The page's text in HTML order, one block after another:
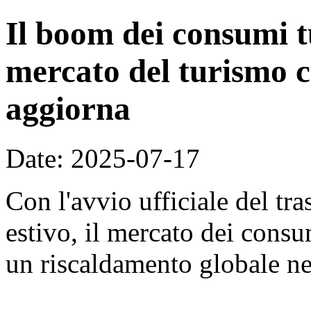
Il boom dei consumi
mercato del turismo
aggiorna
Date: 2025-07-17
Con l'avvio ufficiale del
estivo, il mercato dei
un riscaldamento globale